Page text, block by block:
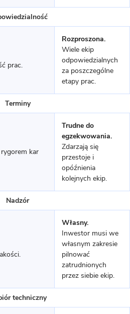
Energooszczędny
z poddaszem
prac.
Rozproszona.
Wiele ekip
odpowiedzialnych
za poszczególne
etapy prac.
Terminy
kar
Trudne do
egzekwowania.
Zdarzają się
przestoje i
opóźnienia
kolejnych ekip.
Nadzór
Własny.
Inwestor musi we
własnym zakresie
pilnować
zatrudnionych
przez siebie ekip.
techniczny